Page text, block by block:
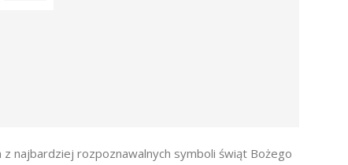
z najbardziej rozpoznawalnych symboli świąt Bożego